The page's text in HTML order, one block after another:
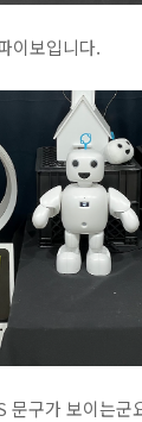
이보입니다.
구가 보이는군